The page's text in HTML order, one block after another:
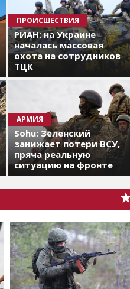
ПРОИСШЕСТВИЯ
РИАН: на Украине
началась массовая
охота на сотрудников
ТЦК
АРМИЯ
Sohu: Зеленский
занижает потери ВСУ,
пряча реальную
ситуацию на фронте